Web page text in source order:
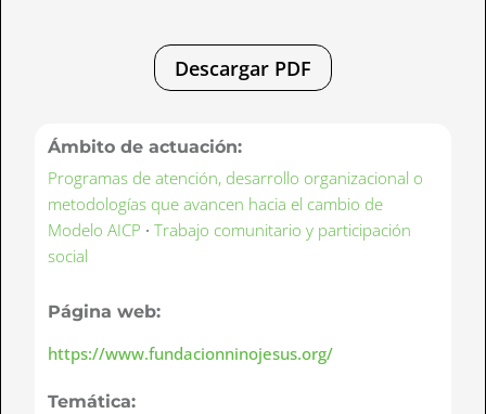
Descargar PDF
Ámbito de actuación:
Programas de atención, desarrollo organizacional o
metodologías que avancen hacia el cambio de
Modelo AICP · Trabajo comunitario y participación
social
Página web:
https://www.fundacionninojesus.org/
Temática: